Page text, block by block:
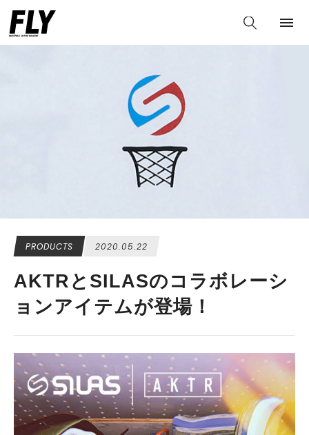
PRODUCTS 2020.05.22
AKTRとSILASのコラボレーシ
ョンアイテムが登場！